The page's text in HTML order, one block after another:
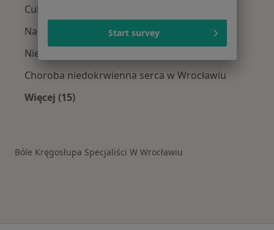
Cukrzyca w Wrocławiu
Nadciśnienie w Wrocławiu
Niewydolność serca w Wrocławiu
Choroba niedokrwienna serca w Wrocławiu
Więcej (15)
Bóle Kręgosłupa Specjaliści W Wrocławiu
Start survey